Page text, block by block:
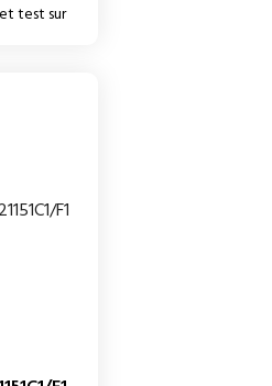
test sur